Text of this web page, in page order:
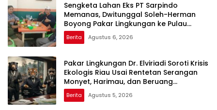
Sengketa Lahan Eks PT Sarpindo
Memanas, Dwitunggal Soleh-Herman
Boyong Pakar Lingkungan ke Pulau
Rupat
Berita Agustus 6, 2026
Pakar Lingkungan Dr. Elviriadi Soroti Krisis
Ekologis Riau Usai Rentetan Serangan
Monyet, Harimau, dan Beruang
Terhadap Warga
Berita Agustus 5, 2026